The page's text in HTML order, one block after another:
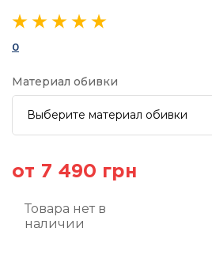
0
Материал обивки
Выберите материал обивки
от 7 490 грн
Товара нет в
наличии